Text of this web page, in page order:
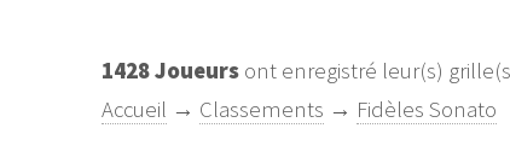
1428 Joueursont enregistré leur(s)
Accueil → Classements → Fidèles Sonato